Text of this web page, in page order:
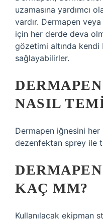
uzamasına yardımcı
vardır. Dermapen
için her derde deva
gözetimi altında kendi
sağlayabilirler.
NASIL
Dermapen iğnesini her
dezenfektan sprey ile
KAÇ MM?
Kullanılacak ekipman